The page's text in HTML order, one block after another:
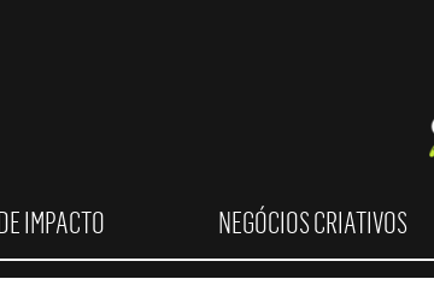
IMPACTO NEGÓCIOS CRIATIVOS